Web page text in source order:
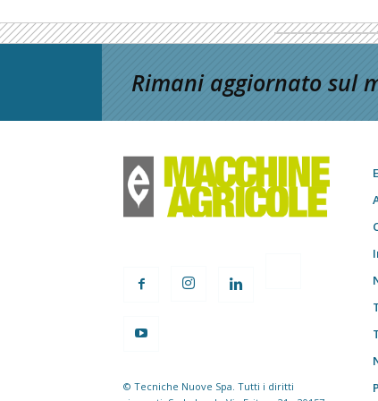
Rimani aggiornato sul
© Tecniche Nuove Spa. Tutti i diritti